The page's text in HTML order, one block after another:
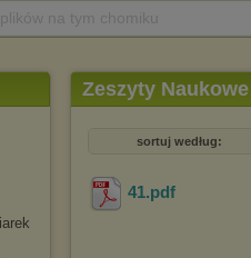
Zeszyty Naukowe
sortuj według:
41.pdf